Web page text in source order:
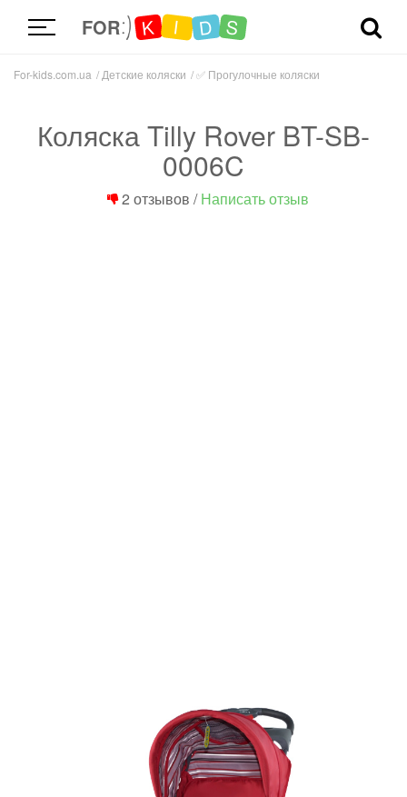
FOR K I D S
For-kids.com.ua Детские коляски ✅ Прогулочные коляски
Коляска Tilly Rover BT-SB-
0006C
2 отзывов /Написать отзыв